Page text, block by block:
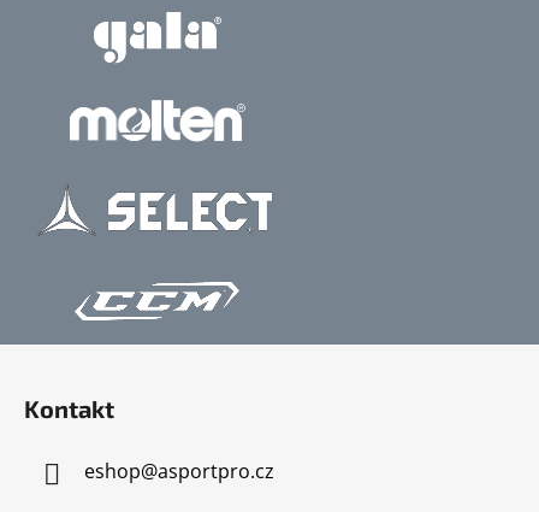
Kontakt
eshop@asportpro.cz